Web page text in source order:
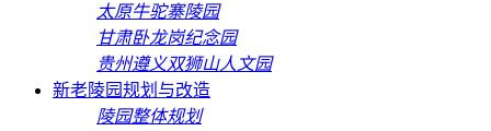
太原牛驼寨陵园
甘肃卧龙岗纪念园
贵州遵义双狮山人文园
新老陵园规划与改造
陵园整体规划